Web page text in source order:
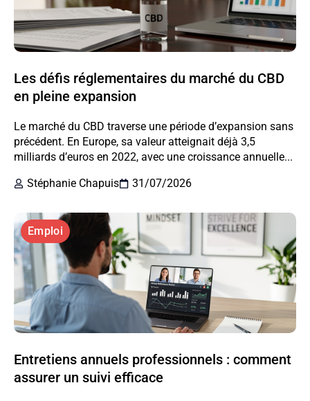
Les défis réglementaires du marché du CBD
en pleine expansion
Le marché du CBD traverse une période d’expansion sans
précédent. En Europe, sa valeur atteignait déjà 3,5
milliards d’euros en 2022, avec une croissance annuelle...
Stéphanie Chapuis
31/07/2026
Emploi
Entretiens annuels professionnels : comment
assurer un suivi efficace